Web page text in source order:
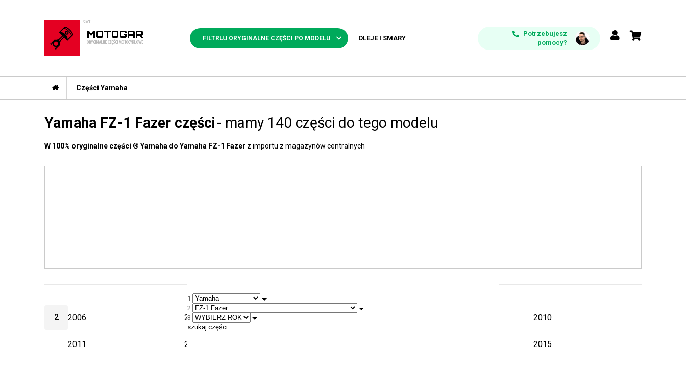
FILTRUJ ORYGINALNE CZĘŚCI PO MODELU OLEJE I SMARY
Potrzebujesz
pomocy?
Części Yamaha
Yamaha FZ-1 Fazer części- mamy 140 części do tego modelu
W 100% oryginalne części ® Yamaha do Yamaha FZ-1 Fazer z importu z magazynów centralnych
1
2
3
szukaj części
2 2006 2007 2010
2011 2012 2015